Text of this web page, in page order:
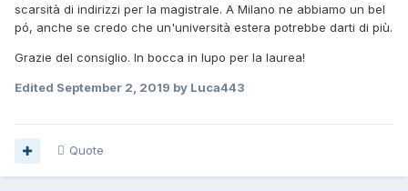
La preparazione fornita qui è generalmente buona, su
indirizzo - però lascia un po' a desiderare e infatti la farò
altrove probabilmente all'estero.
lo trovi anche, specialmente in zona Milano, ma di solito
scarsità di indirizzi per la magistrale. A Milano ne abbiamo un bel
pó, anche se credo che un'università estera potrebbe darti di più.
Grazie del consiglio. In bocca in lupo per la laurea!
Edited September 2, 2019 by Luca443
Quote